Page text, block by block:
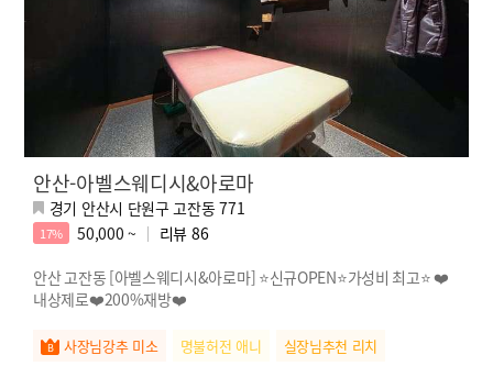
안산-아벨스웨디시&아로마
경기 안산시 단원구 고잔동 771
17% 50,000 ~ 리뷰 86
안산 고잔동 [아벨스웨디시&아로마] ⭐신규OPEN⭐가성비 최고⭐ ❤️
내상제로❤️200%재방❤️
사장님강추 미소 명불허전 애니 실장님추천 리치